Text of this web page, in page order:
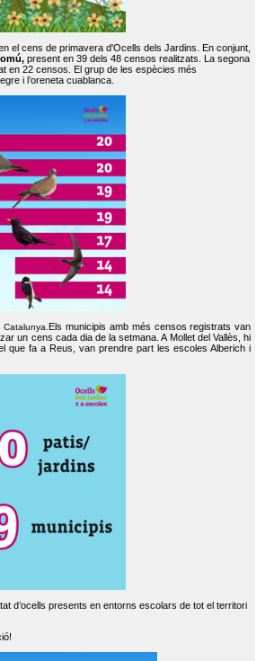
el cens de primavera d'Ocells dels Jardins. En conjunt,
present en 39 dels 48 censos realitzats. La segona
en 22 censos. El grup de les espècies més
i l’oreneta cuablanca.
Els municipis amb més censos registrats van
un cens cada dia de la setmana. A Mollet del Vallès, hi
que fa a Reus, van prendre part les escoles Alberich i
d’ocells presents en entorns escolars de tot el territori